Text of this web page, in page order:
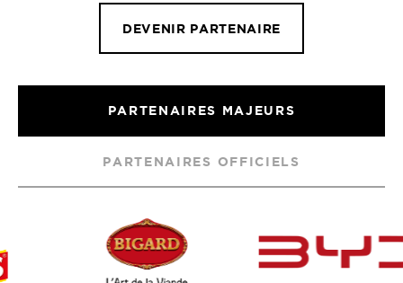
DEVENIR PARTENAIRE
PARTENAIRES MAJEURS
PARTENAIRES OFFICIELS